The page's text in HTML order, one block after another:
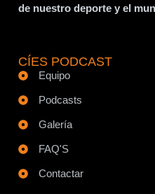
de nuestro deporte y el
CÍES PODCAST
Equipo
Podcasts
Galería
FAQ'S
Contactar